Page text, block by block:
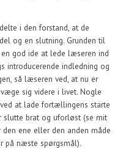
i den forstand, at de
og en slutning. Grunden til
god ide at lede læseren ind
introducerende indledning og
så læseren ved, at nu er
sig videre i livet. Nogle
at lade fortællingens starte
slutte brat og uforløst (se mit
ene eller den anden måde
på næste spørgsmål).